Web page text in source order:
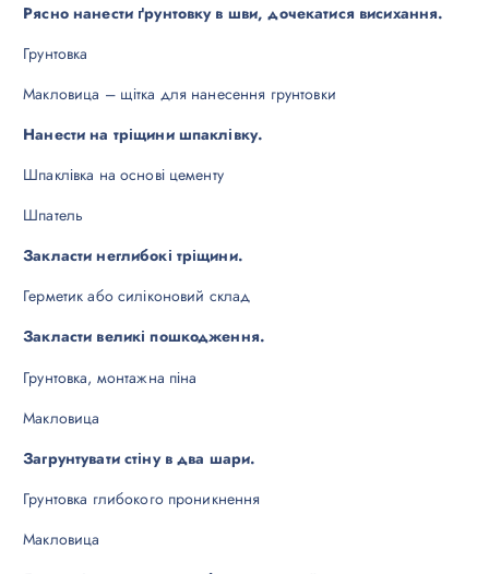
Рясно нанести ґрунтовку в шви, дочекатися висихання.
Грунтовка
Макловица – щітка для нанесення грунтовки
Нанести на тріщини шпаклівку.
Шпаклівка на основі цементу
Шпатель
Закласти неглибокі тріщини.
Герметик або силіконовий склад
Закласти великі пошкодження.
Грунтовка, монтажна піна
Макловица
Загрунтувати стіну в два шари.
Грунтовка глибокого проникнення
Макловица